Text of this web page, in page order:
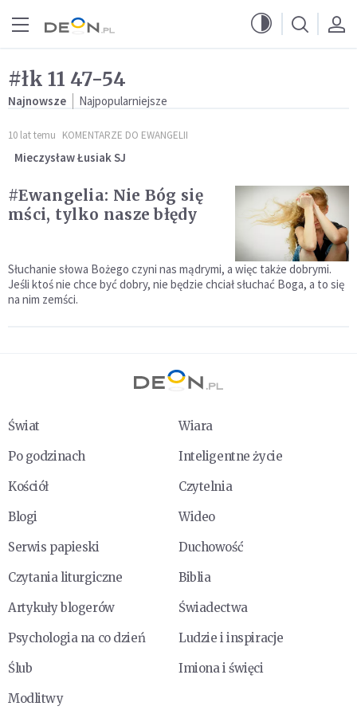
#łk 11 47-54
Najnowsze Najpopularniejsze
10 lat temu KOMENTARZE DO EWANGELII
Mieczysław Łusiak SJ
#Ewangelia: Nie Bóg się
mści, tylko nasze błędy
Słuchanie słowa Bożego czyni nas mądrymi, a więc także dobrymi.
Jeśli ktoś nie chce być dobry, nie będzie chciał słuchać Boga, a to się
na nim zemści.
Świat
Wiara
Po godzinach
Inteligentne życie
Kościół
Czytelnia
Blogi
Wideo
Serwis papieski
Duchowość
Czytania liturgiczne
Biblia
Artykuły blogerów
Świadectwa
Psychologia na co dzień
Ludzie i inspiracje
Ślub
Imiona i święci
Modlitwy